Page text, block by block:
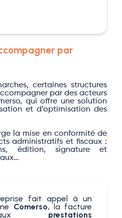
par
certaines structures
par des acteurs
qui offre une solution
et d’optimisation des
la mise en conformité de
administratifs et fiscaux :
édition, signature et
fait appel à un
Comerso,la facture
aux prestations